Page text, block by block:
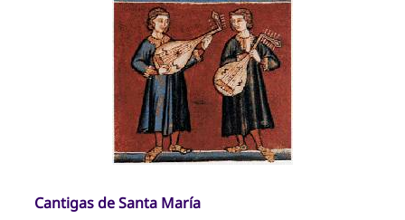
Cantigas de Santa María